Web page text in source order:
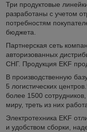
Три продуктовые
разработаны с учетом
потребностям
бюджета.
Партнерская сеть
авторизованных
СНГ. Продукция EKF
В производственную
5 логистических
более 1500
миру, треть из них
Электротехника EKF
и удобством сборки,